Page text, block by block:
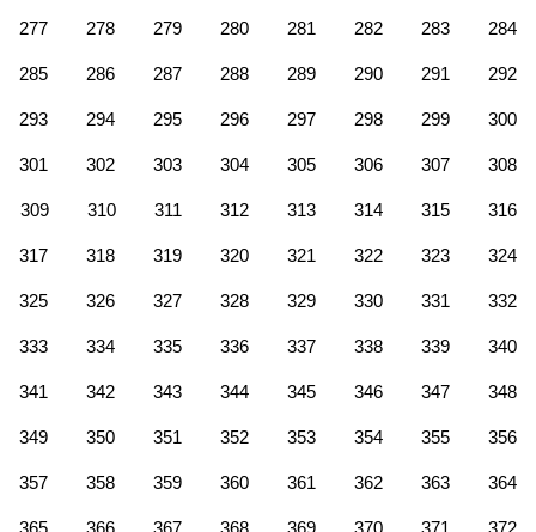
277 278 279 280 281 282 283 284
285 286 287 288 289 290 291 292
293 294 295 296 297 298 299 300
301 302 303 304 305 306 307 308
309 310 311 312 313 314 315 316
317 318 319 320 321 322 323 324
325 326 327 328 329 330 331 332
333 334 335 336 337 338 339 340
341 342 343 344 345 346 347 348
349 350 351 352 353 354 355 356
357 358 359 360 361 362 363 364